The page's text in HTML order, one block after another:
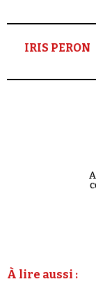
IRIS PERON
À lire aussi :